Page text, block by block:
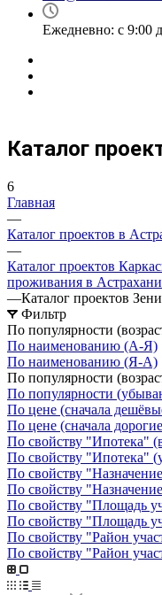
Ежедневно: с 9:00
Каталог
6
Главная
—
Каталог проектов в
—
Каталог проектов
проживания в Астрахани
—Каталог проектов
Фильтр
По популярности
По наименованию (А-Я)
По наименованию (Я-А)
По популярности
По популярности
По цене (сначала
По цене (сначала
По свойству "Ипотека"
По свойству "Ипотека"
По свойству
По свойству
По свойству "Площадь
По свойству "Площадь
По свойству "Район
По свойству "Район